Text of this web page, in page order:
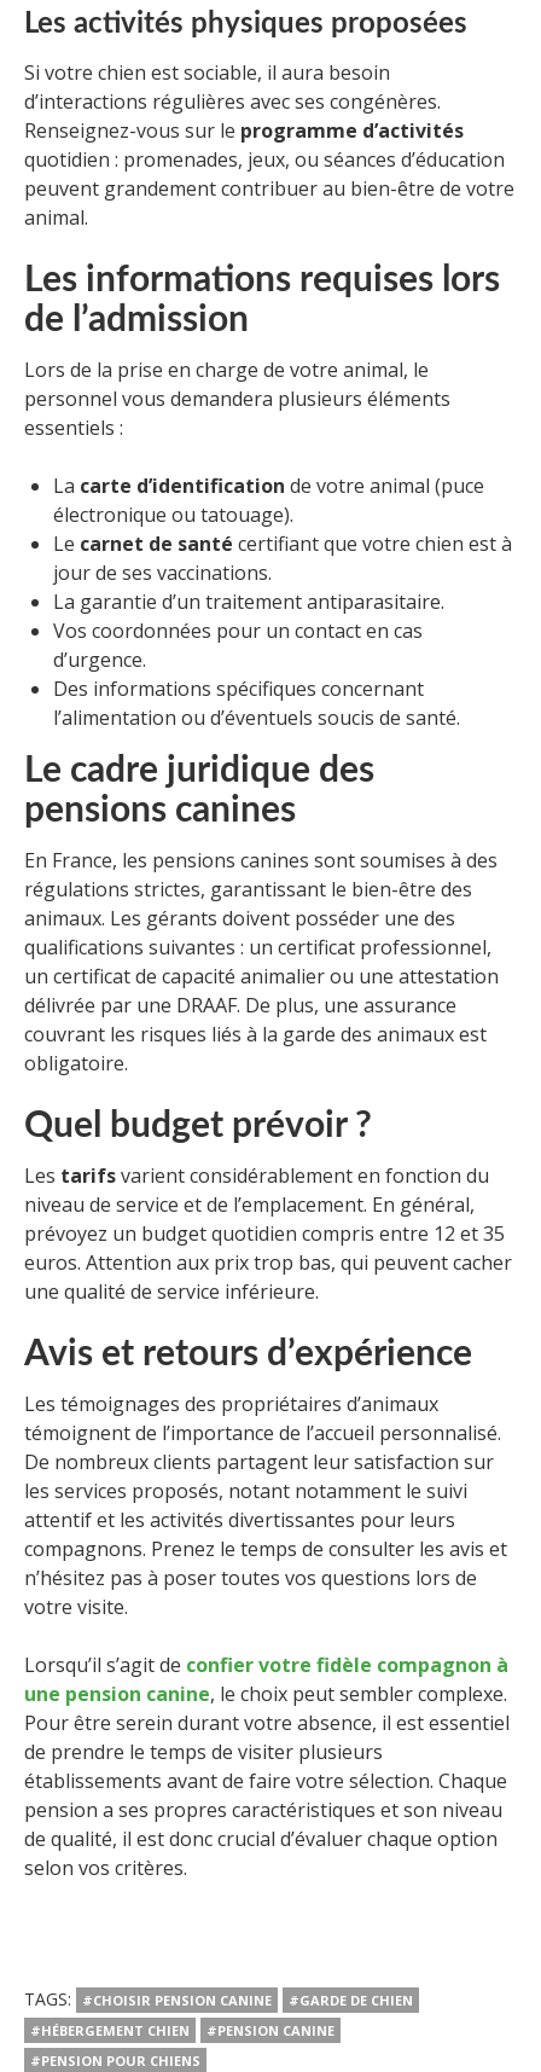
Les activités physiques proposées
Si votre chien est sociable, il aura besoin
d’interactions régulières avec ses congénères.
Renseignez-vous sur le programme d’activités
quotidien : promenades, jeux, ou séances d’éducation
peuvent grandement contribuer au bien-être de votre
animal.
Les informations requises lors
de l’admission
Lors de la prise en charge de votre animal, le
personnel vous demandera plusieurs éléments
essentiels :
La carte d’identification de votre animal (puce
électronique ou tatouage).
Le carnet de santé certifiant que votre chien est à
jour de ses vaccinations.
La garantie d’un traitement antiparasitaire.
Vos coordonnées pour un contact en cas
d’urgence.
Des informations spécifiques concernant
l’alimentation ou d’éventuels soucis de santé.
Le cadre juridique des
pensions canines
En France, les pensions canines sont soumises à des
régulations strictes, garantissant le bien-être des
animaux. Les gérants doivent posséder une des
qualifications suivantes : un certificat professionnel,
un certificat de capacité animalier ou une attestation
délivrée par une DRAAF. De plus, une assurance
couvrant les risques liés à la garde des animaux est
obligatoire.
Quel budget prévoir ?
Les tarifsvarient considérablement en fonction du
niveau de service et de l’emplacement. En général,
prévoyez un budget quotidien compris entre 12 et 35
euros. Attention aux prix trop bas, qui peuvent cacher
une qualité de service inférieure.
Avis et retours d’expérience
Les témoignages des propriétaires d’animaux
témoignent de l’importance de l’accueil personnalisé.
De nombreux clients partagent leur satisfaction sur
les services proposés, notant notamment le suivi
attentif et les activités divertissantes pour leurs
compagnons. Prenez le temps de consulter les avis et
n’hésitez pas à poser toutes vos questions lors de
votre visite.
Lorsqu’il s’agit de confier votre fidèle compagnon à
une pension canine, le choix peut sembler complexe.
Pour être serein durant votre absence, il est essentiel
de prendre le temps de visiter plusieurs
établissements avant de faire votre sélection. Chaque
pension a ses propres caractéristiques et son niveau
de qualité, il est donc crucial d’évaluer chaque option
selon vos critères.
TAGS: #CHOISIR PENSION CANINE
#GARDE DE CHIEN
#HÉBERGEMENT CHIEN
#PENSION CANINE
#PENSION POUR CHIENS